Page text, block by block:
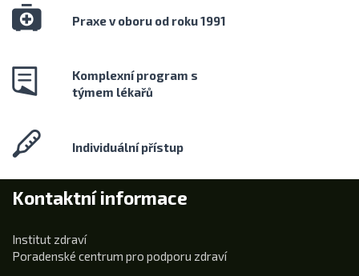
Praxe v oboru od roku 1991
Komplexní program s
týmem lékařů
Individuální přístup
Kontaktní informace
Institut zdraví
Poradenské centrum pro podporu zdraví